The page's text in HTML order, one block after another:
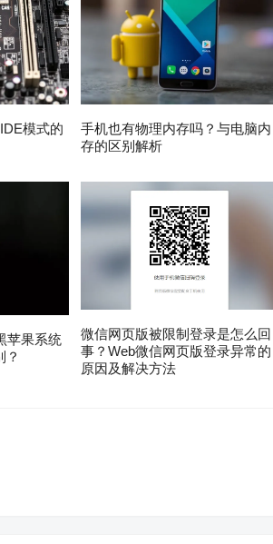
模式的
手机也有物理内存吗？与电脑内
存的区别解析
苹果系统
？
微信网页版被限制登录是怎么回
事？Web微信网页版登录异常的
原因及解决方法